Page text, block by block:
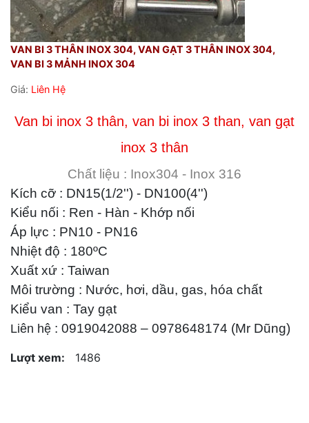
VAN BI 3 THÂN INOX 304, VAN GẠT 3 THÂN INOX 304,
VAN BI 3 MẢNH INOX 304
Giá: Liên Hệ
Van bi inox 3 thân, van bi inox 3 than, van gạt
inox 3 thân
Chất liệu : Inox304 - Inox 316
Kích cỡ : DN15(1/2'') - DN100(4'')
Kiểu nối : Ren - Hàn - Khớp nối
Áp lực : PN10 - PN16
Nhiệt độ : 180ºC
Xuất xứ : Taiwan
Môi trường : Nước, hơi, dầu, gas, hóa chất
Kiểu van : Tay gạt
Liên hệ : 0919042088 – 0978648174 (Mr Dũng)
Lượt xem: 1486